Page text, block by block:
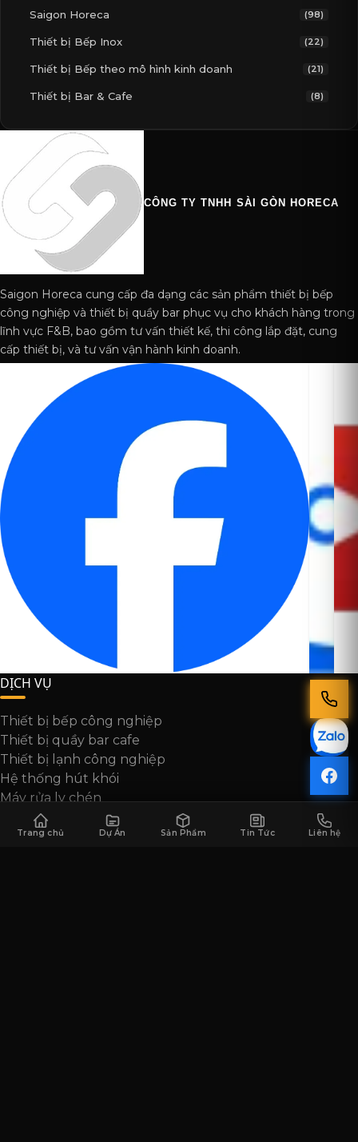
Saigon Horeca (98)
Thiết bị Bếp Inox (22)
Thiết bị Bếp theo mô hình kinh doanh (21)
Thiết bị Bar & Cafe (8)
CÔNG TY TNHH SÀI GÒN HORECA
Saigon Horeca cung cấp đa dạng các sản phẩm thiết bị bếp
công nghiệp và thiết bị quầy bar phục vụ cho khách hàng trong
lĩnh vực F&B, bao gồm tư vấn thiết kế, thi công lắp đặt, cung
cấp thiết bị, và tư vấn vận hành kinh doanh.
DỊCH VỤ
Thiết bị bếp công nghiệp
Thiết bị quầy bar cafe
Thiết bị lạnh công nghiệp
Hệ thống hút khói
Máy rửa ly chén
HỖ TRỢ
Trang chủ Dự Án Sản Phẩm Tin Tức Liên hệ